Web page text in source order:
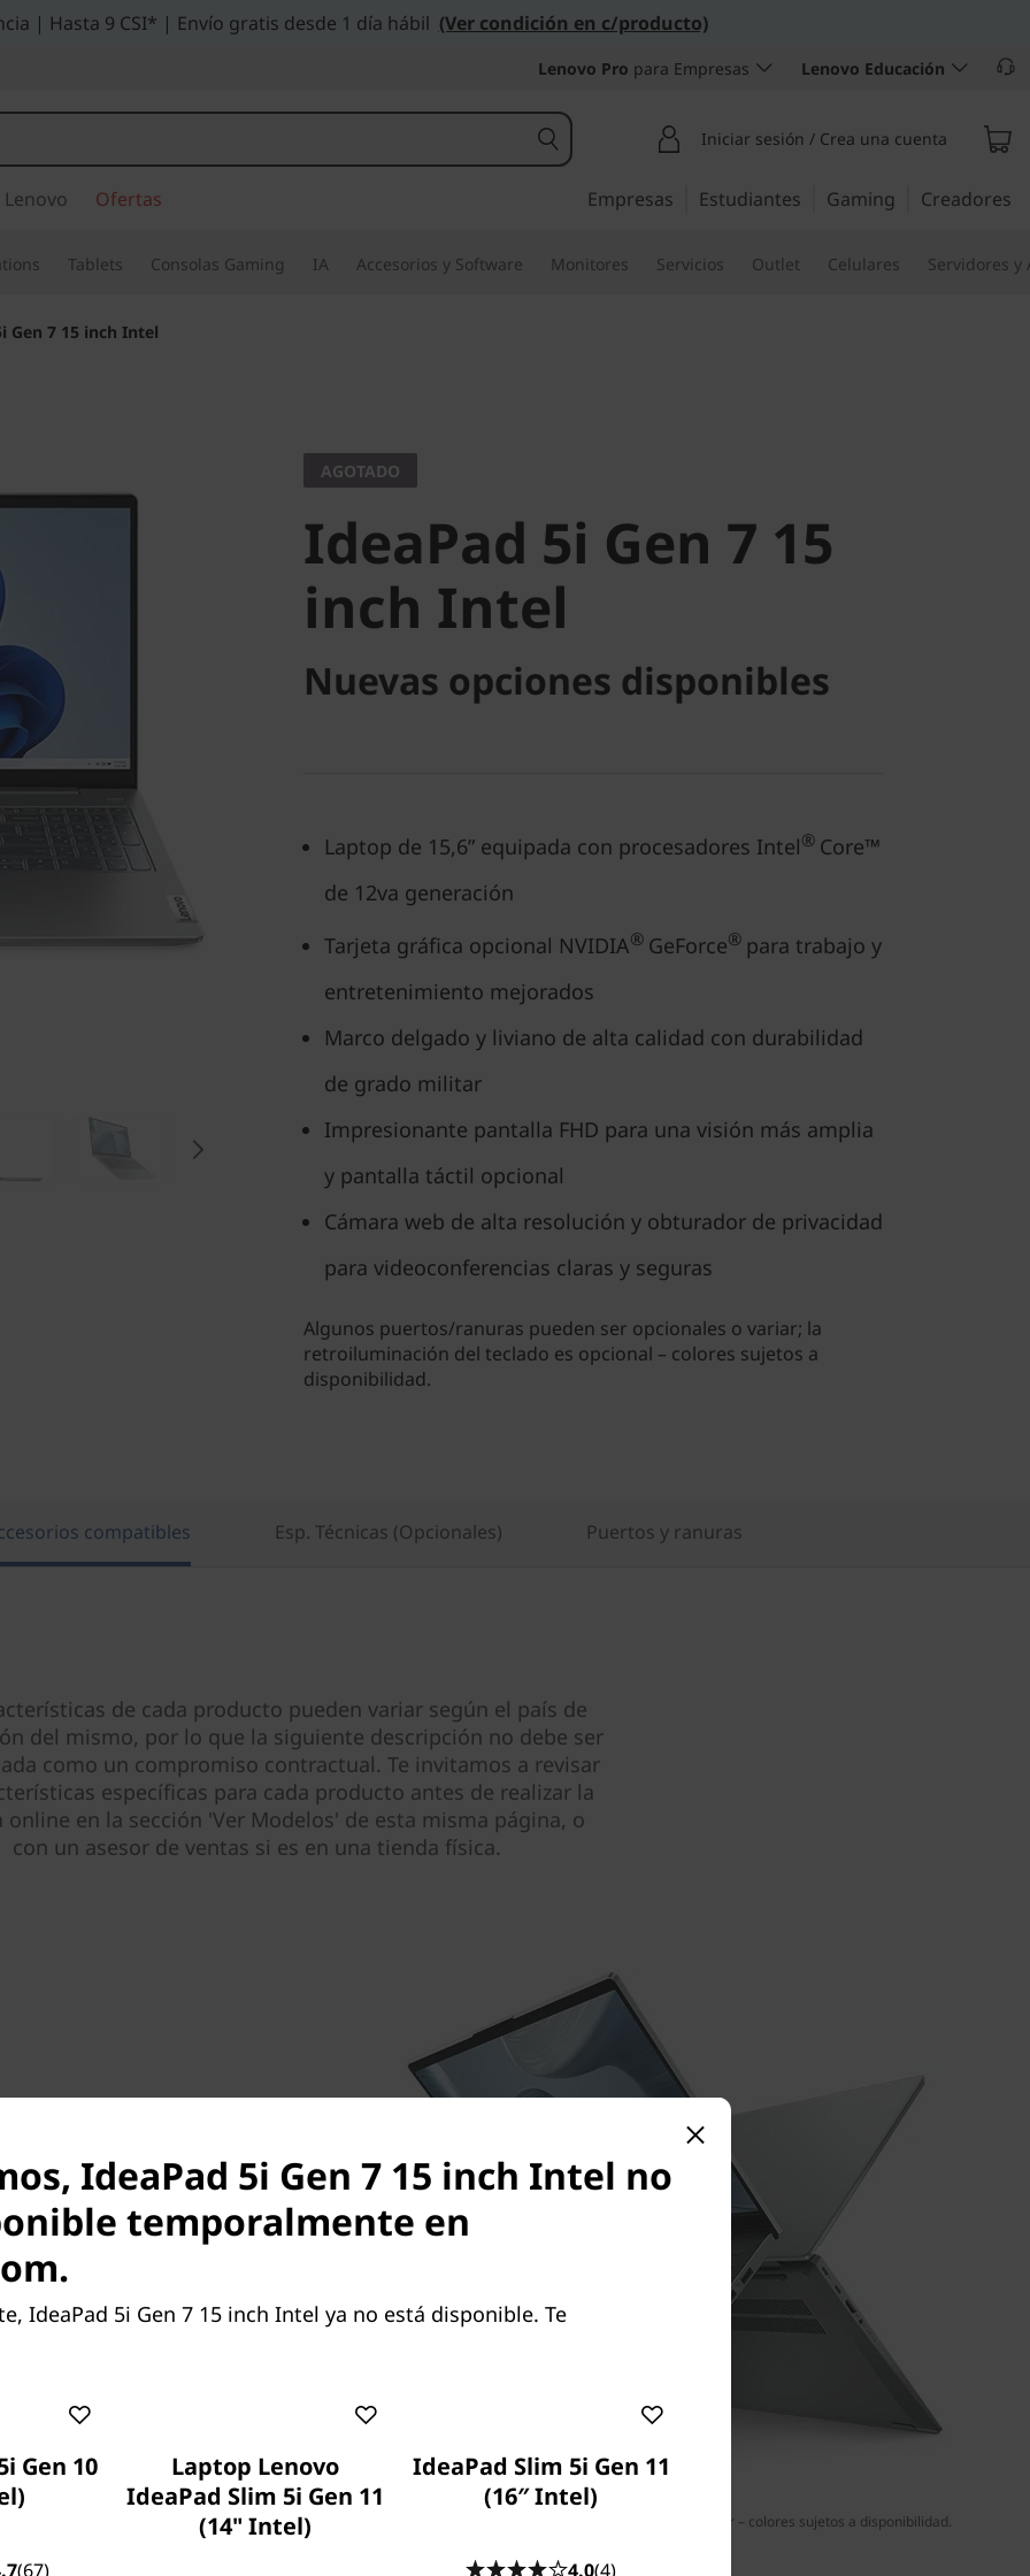
| Hasta 9 CSI* | Envío gratis desde 1 día hábil (Ver condición en c/producto)
Lenovo Pro para Empresas Lenovo Educación
Iniciar sesión / Crea una cuenta
Ofertas Empresas Estudiantes Gaming Creadores
Tablets Consolas Gaming IA Accesorios y Software Monitores Servicios Outlet Celulares Servidores y
Gen 7 15 inch Intel
IdeaPad 5i Gen 7 15
inch Intel
AGOTADO
IdeaPad 5i Gen 7 15
inch Intel
Nuevas opciones disponibles
Laptop de 15,6” equipada con procesadores Intel® Core™
de 12va generación
Tarjeta gráfica opcional NVIDIA® GeForce® para trabajo y
entretenimiento mejorados
Marco delgado y liviano de alta calidad con durabilidad
de grado militar
Impresionante pantalla FHD para una visión más amplia
y pantalla táctil opcional
Cámara web de alta resolución y obturador de privacidad
para videoconferencias claras y seguras
Algunos puertos/ranuras pueden ser opcionales o variar; la
retroiluminación del teclado es opcional – colores sujetos a
disponibilidad.
compatibles Esp. Técnicas (Opcionales) Puertos y ranuras
de cada producto pueden variar según el país de
del mismo, por lo que la siguiente descripción no debe ser
como un compromiso contractual. Te invitamos a revisar
específicas para cada producto antes de realizar la
online en la sección 'Ver Modelos' de esta misma página, o
con un asesor de ventas si es en una tienda física.
Algunos puertos/ranuras pueden ser opcionales o variar – colores sujetos a disponibilidad.
proporciona
Intel®Core™ de
®GeForce
Smart Power te permite
Performance para que
IdeaPad 5i Gen 7 15 inch Intel no
temporalmente en
IdeaPad 5i Gen 7 15 inch Intel ya no está disponible. Te
Gen 10
(67)
Laptop Lenovo
IdeaPad Slim 5i Gen 11
(14" Intel)
IdeaPad Slim 5i Gen 11
(16″ Intel)
4.0(4)